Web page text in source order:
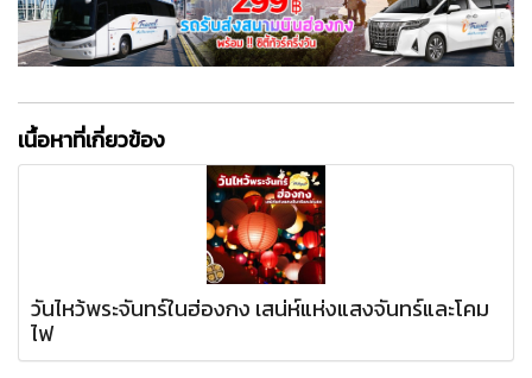
เนื้อหาที่เกี่ยวข้อง
วันไหว้พระจันทร์ในฮ่องกง เสน่ห์แห่งแสงจันทร์และโคม
ไฟ